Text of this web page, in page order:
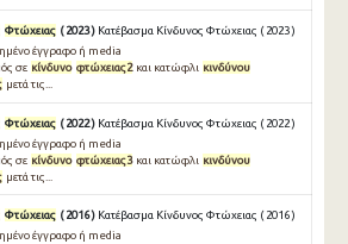
Φτώχειας ( 2023 ) Κατέβασμα Κίνδυνος Φτώχειας ( 2023 )
έγγραφο ή media
σε κίνδυνο φτώχειας2και κατώφλι κινδύνου
μετά τις...
Φτώχειας ( 2022 ) Κατέβασμα Κίνδυνος Φτώχειας ( 2022 )
έγγραφο ή media
σε κίνδυνο φτώχειας3και κατώφλι κινδύνου
μετά τις...
Φτώχειας ( 2016 ) Κατέβασμα Κίνδυνος Φτώχειας ( 2016 )
έγγραφο ή media